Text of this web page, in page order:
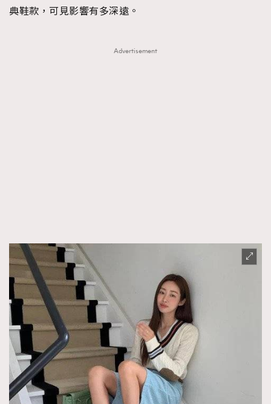
典鞋款，可見影響有多深遠。
Advertisement